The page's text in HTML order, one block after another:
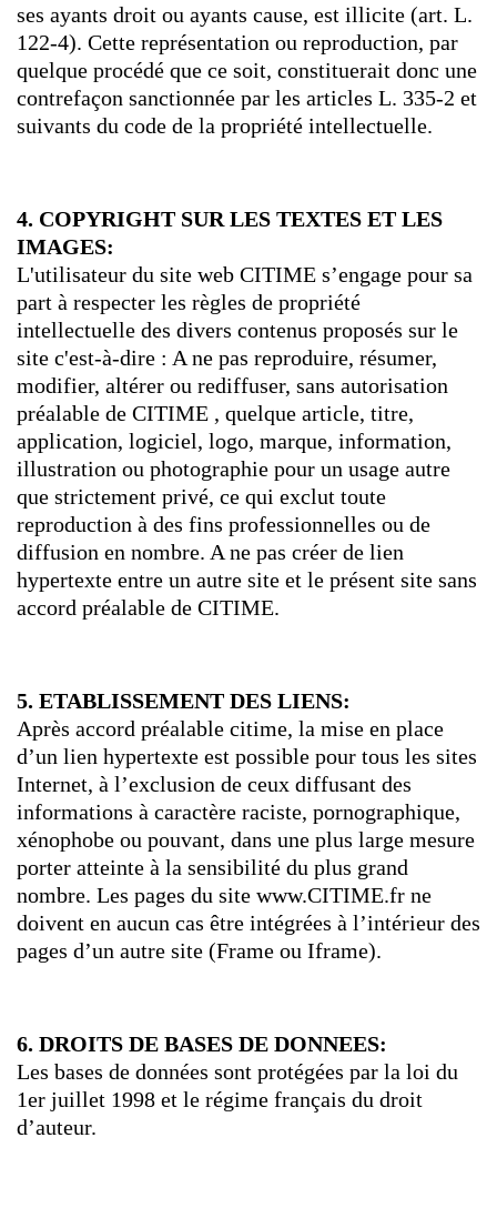
ses ayants droit ou ayants cause, est illicite (art. L.
122-4). Cette représentation ou reproduction, par
quelque procédé que ce soit, constituerait donc une
contrefaçon sanctionnée par les articles L. 335-2 et
suivants du code de la propriété intellectuelle.
4. COPYRIGHT SUR LES TEXTES ET LES
IMAGES:
L'utilisateur du site web CITIME s’engage pour sa
part à respecter les règles de propriété
intellectuelle des divers contenus proposés sur le
site c'est-à-dire : A ne pas reproduire, résumer,
modifier, altérer ou rediffuser, sans autorisation
préalable de CITIME , quelque article, titre,
application, logiciel, logo, marque, information,
illustration ou photographie pour un usage autre
que strictement privé, ce qui exclut toute
reproduction à des fins professionnelles ou de
diffusion en nombre. A ne pas créer de lien
hypertexte entre un autre site et le présent site sans
accord préalable de CITIME.
5. ETABLISSEMENT DES LIENS:
Après accord préalable citime, la mise en place
d’un lien hypertexte est possible pour tous les sites
Internet, à l’exclusion de ceux diffusant des
informations à caractère raciste, pornographique,
xénophobe ou pouvant, dans une plus large mesure
porter atteinte à la sensibilité du plus grand
nombre. Les pages du site www.CITIME.fr ne
doivent en aucun cas être intégrées à l’intérieur des
pages d’un autre site (Frame ou Iframe).
6. DROITS DE BASES DE DONNEES:
Les bases de données sont protégées par la loi du
1er juillet 1998 et le régime français du droit
d’auteur.